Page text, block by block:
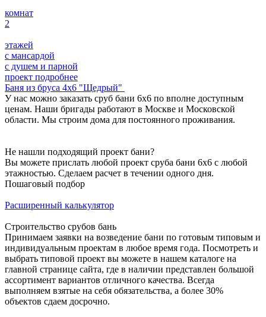
комнат
2
этажей
с мансардой
с душем и парной
проект подробнее
Баня из бруса 4x6 "Щедрый"
У нас можно заказать сруб бани 6х6 по вполне доступным
ценам. Наши бригады работают в Москве и Московской
области. Мы строим дома для постоянного проживания.
Не нашли подходящий проект бани?
Вы можете прислать любой проект сруба бани 6х6 с любой
этажностью. Сделаем расчет в течении одного дня.
Пошаговый подбор
Расширенный калькулятор
Строительство срубов бань
Принимаем заявки на возведение бани по готовым типовым и
индивидуальным проектам в любое время года. Посмотреть и
выбрать типовой проект вы можете в нашем каталоге на
главной странице сайта, где в наличии представлен большой
ассортимент вариантов отличного качества. Всегда
выполняем взятые на себя обязательства, а более 30%
объектов сдаем досрочно.